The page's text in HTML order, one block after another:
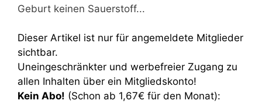
Geburt keinen Sauerstoff...
Dieser Artikel ist nur für angemeldete Mitglieder
sichtbar.
Uneingeschränkter und werbefreier Zugang zu
allen Inhalten über ein Mitgliedskonto!
Kein Abo! (Schon ab 1,67€ für den Monat):